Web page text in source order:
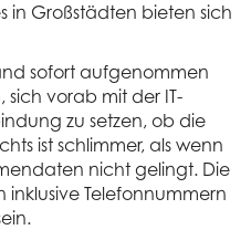
in Großstädten bieten sich
sofort aufgenommen
sich vorab mit der IT-
zu setzen, ob die
ist schlimmer, als wenn
nicht gelingt. Die
Telefonnummern